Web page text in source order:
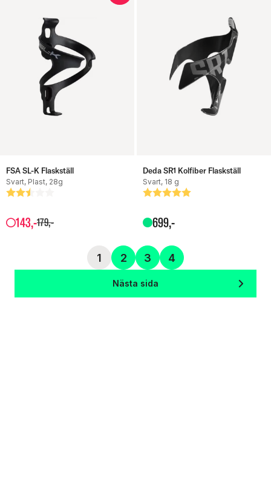
FSA SL-K Flaskställ
Svart, Plast, 28g
Betyg:
2.5 utav 5 stjärnor
143,-179,-
Deda SR1 Kolfiber Flaskställ
Svart, 18 g
Betyg:
5.0 utav 5 stjärnor
699,-
1 2 3 4
Nästa sida